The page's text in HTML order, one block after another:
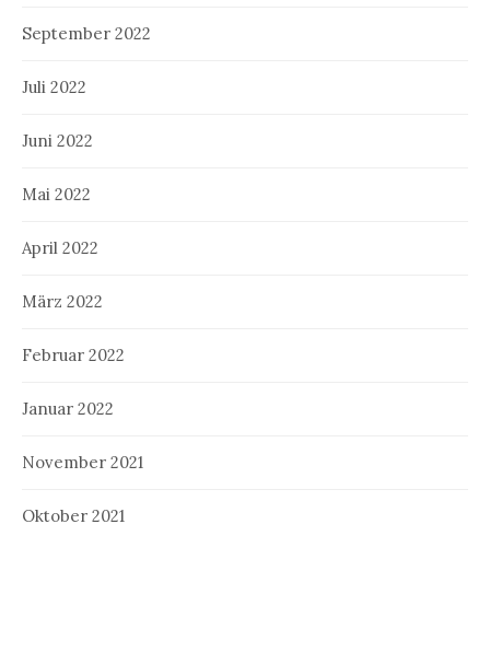
September 2022
Juli 2022
Juni 2022
Mai 2022
April 2022
März 2022
Februar 2022
Januar 2022
November 2021
Oktober 2021